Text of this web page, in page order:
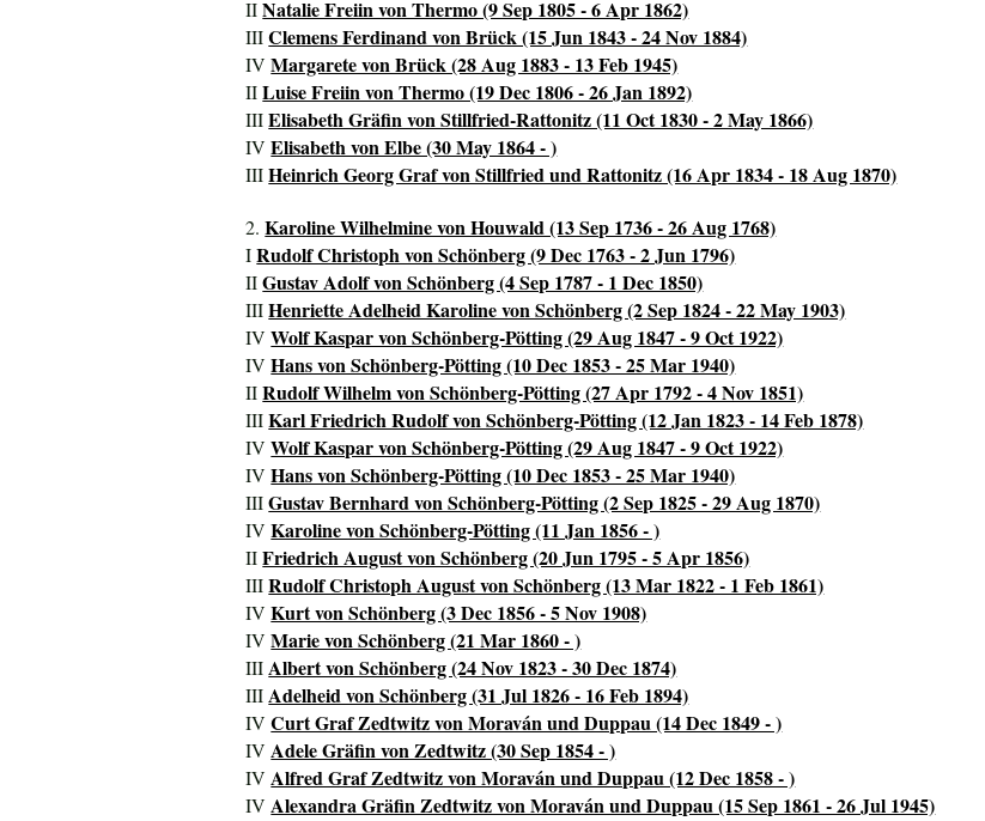
IINatalie Freiin von Thermo (9 Sep 1805 - 6 Apr 1862)
IIIClemens Ferdinand von Brück (15 Jun 1843 - 24 Nov 1884)
IVMargarete von Brück (28 Aug 1883 - 13 Feb 1945)
IILuise Freiin von Thermo (19 Dec 1806 - 26 Jan 1892)
IIIElisabeth Gräfin von Stillfried-Rattonitz (11 Oct 1830 - 2 May 1866)
IVElisabeth von Elbe (30 May 1864 - )
IIIHeinrich Georg Graf von Stillfried und Rattonitz (16 Apr 1834 - 18 Aug 1870)
2.Karoline Wilhelmine von Houwald (13 Sep 1736 - 26 Aug 1768)
IRudolf Christoph von Schönberg (9 Dec 1763 - 2 Jun 1796)
IIGustav Adolf von Schönberg (4 Sep 1787 - 1 Dec 1850)
IIIHenriette Adelheid Karoline von Schönberg (2 Sep 1824 - 22 May 1903)
IVWolf Kaspar von Schönberg-Pötting (29 Aug 1847 - 9 Oct 1922)
IVHans von Schönberg-Pötting (10 Dec 1853 - 25 Mar 1940)
IIRudolf Wilhelm von Schönberg-Pötting (27 Apr 1792 - 4 Nov 1851)
IIIKarl Friedrich Rudolf von Schönberg-Pötting (12 Jan 1823 - 14 Feb 1878)
IVWolf Kaspar von Schönberg-Pötting (29 Aug 1847 - 9 Oct 1922)
IVHans von Schönberg-Pötting (10 Dec 1853 - 25 Mar 1940)
IIIGustav Bernhard von Schönberg-Pötting (2 Sep 1825 - 29 Aug 1870)
IVKaroline von Schönberg-Pötting (11 Jan 1856 - )
IIFriedrich August von Schönberg (20 Jun 1795 - 5 Apr 1856)
IIIRudolf Christoph August von Schönberg (13 Mar 1822 - 1 Feb 1861)
IVKurt von Schönberg (3 Dec 1856 - 5 Nov 1908)
IVMarie von Schönberg (21 Mar 1860 - )
IIIAlbert von Schönberg (24 Nov 1823 - 30 Dec 1874)
IIIAdelheid von Schönberg (31 Jul 1826 - 16 Feb 1894)
IVCurt Graf Zedtwitz von Moraván und Duppau (14 Dec 1849 - )
IVAdele Gräfin von Zedtwitz (30 Sep 1854 - )
IVAlfred Graf Zedtwitz von Moraván und Duppau (12 Dec 1858 - )
IVAlexandra Gräfin Zedtwitz von Moraván und Duppau (15 Sep 1861 - 26 Jul 1945)